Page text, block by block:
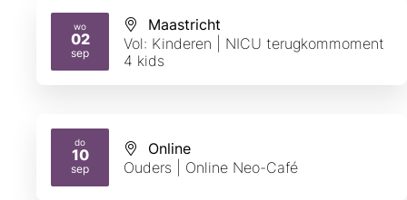
wo
02
sep
2026
Maastricht
Vol: Kinderen | NICU terugkommoment
4 kids
do
10
sep
2026
Online
Ouders | Online Neo-Café